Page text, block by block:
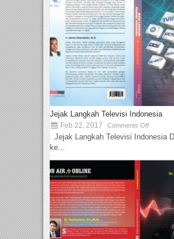
Jejak Langkah Televisi Indonesia
Feb 22, 2017 Comments Off
Jejak Langkah Televisi Indonesia
ke...